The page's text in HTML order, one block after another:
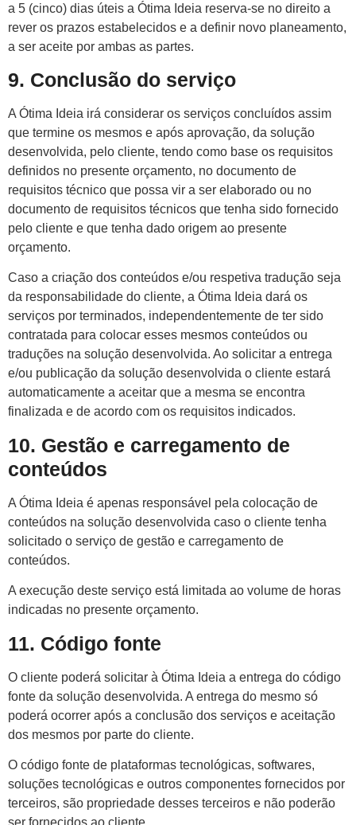
a 5 (cinco) dias úteis a Ótima Ideia reserva-se no direito a
rever os prazos estabelecidos e a definir novo planeamento,
a ser aceite por ambas as partes.
9. Conclusão do serviço
A Ótima Ideia irá considerar os serviços concluídos assim
que termine os mesmos e após aprovação, da solução
desenvolvida, pelo cliente, tendo como base os requisitos
definidos no presente orçamento, no documento de
requisitos técnico que possa vir a ser elaborado ou no
documento de requisitos técnicos que tenha sido fornecido
pelo cliente e que tenha dado origem ao presente
orçamento.
Caso a criação dos conteúdos e/ou respetiva tradução seja
da responsabilidade do cliente, a Ótima Ideia dará os
serviços por terminados, independentemente de ter sido
contratada para colocar esses mesmos conteúdos ou
traduções na solução desenvolvida. Ao solicitar a entrega
e/ou publicação da solução desenvolvida o cliente estará
automaticamente a aceitar que a mesma se encontra
finalizada e de acordo com os requisitos indicados.
10. Gestão e carregamento de
conteúdos
A Ótima Ideia é apenas responsável pela colocação de
conteúdos na solução desenvolvida caso o cliente tenha
solicitado o serviço de gestão e carregamento de
conteúdos.
A execução deste serviço está limitada ao volume de horas
indicadas no presente orçamento.
11. Código fonte
O cliente poderá solicitar à Ótima Ideia a entrega do código
fonte da solução desenvolvida. A entrega do mesmo só
poderá ocorrer após a conclusão dos serviços e aceitação
dos mesmos por parte do cliente.
O código fonte de plataformas tecnológicas, softwares,
soluções tecnológicas e outros componentes fornecidos por
terceiros, são propriedade desses terceiros e não poderão
ser fornecidos ao cliente.